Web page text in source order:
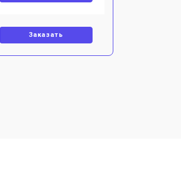
Заказать